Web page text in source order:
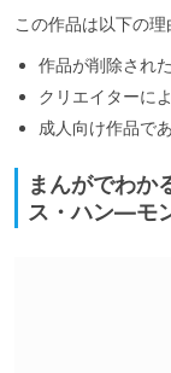
この作品は以下の理
作品が削除された
クリエイターに
成人向け作品で
まんがでわ
ス・ハン―モ